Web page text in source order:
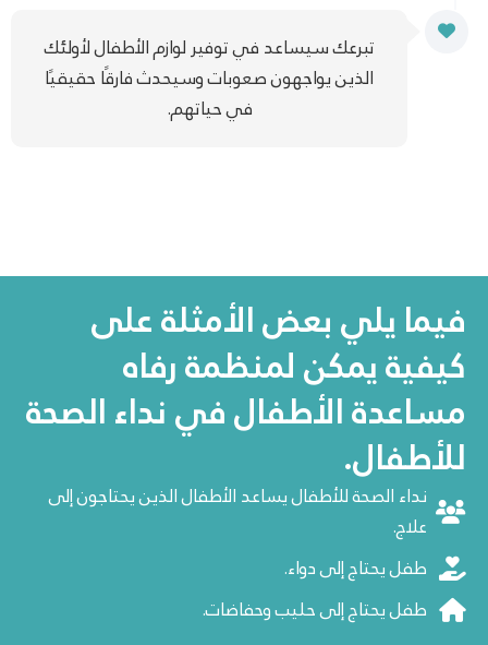
تبرعك سيساعد في توفير لوازم الأطفال لأولئك
الذين يواجهون صعوبات وسيحدث فارقًا حقيقيًا
في حياتهم.
فيما يلي بعض الأمثلة على
كيفية يمكن لمنظمة رفاه
مساعدة الأطفال في نداء الصحة
للأطفال.
نداء الصحة للأطفال يساعد الأطفال الذين يحتاجون إلى
علاج.
طفل يحتاج إلى دواء.
طفل يحتاج إلى حليب وحفاضات.